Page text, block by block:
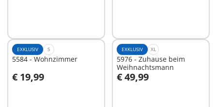
EXKLUSIV S
5584 - Wohnzimmer
€ 19,99
In den Warenkorb
EXKLUSIV XL
5976 - Zuhause beim
Weihnachtsmann
€ 49,99